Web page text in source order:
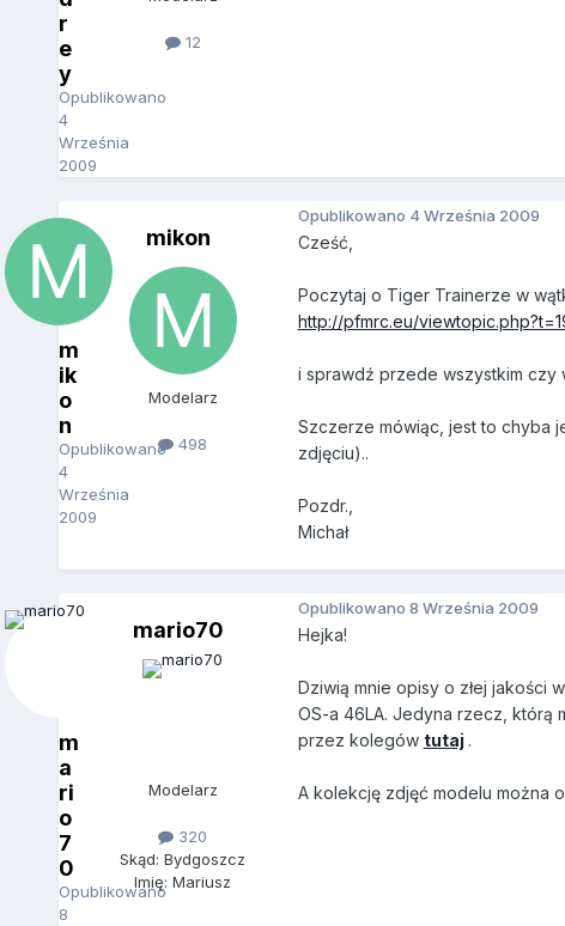
r
e
y
Opublikowano
4
Września
2009
12
m
ik
o
n
Opublikowano
4
Września
2009
mikon
Modelarz
498
Opublikowano 4 Września 2009
Cześć,
Poczytaj o Tiger Trainerze w
http://pfmrc.eu/
i sprawdź przede wszystkim czy
Szczerze mówiąc, jest to chyba
zdjęciu)..
Pozdr.,
Michał
m
a
ri
o
7
0
Opublikowano
8
mario70
Modelarz
320
Skąd: Bydgoszcz
Imię: Mariusz
Opublikowano 8 Września 2009
Hejka!
Dziwią mnie opisy o złej jakości
OS-a 46LA. Jedyna rzecz, którą
przez kolegów tutaj .
A kolekcję zdjęć modelu można